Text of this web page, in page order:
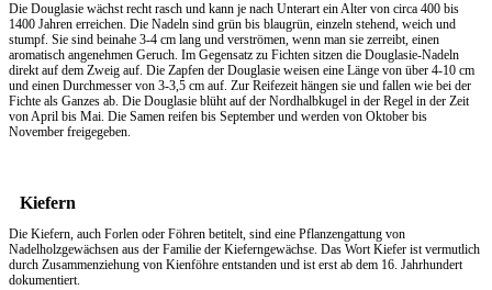
Die Douglasie wächst recht rasch und kann je nach Unterart ein Alter von circa 400 bis
1400 Jahren erreichen. Die Nadeln sind grün bis blaugrün, einzeln stehend, weich und
stumpf. Sie sind beinahe 3-4 cm lang und verströmen, wenn man sie zerreibt, einen
aromatisch angenehmen Geruch. Im Gegensatz zu Fichten sitzen die Douglasie-Nadeln
direkt auf dem Zweig auf. Die Zapfen der Douglasie weisen eine Länge von über 4-10 cm
und einen Durchmesser von 3-3,5 cm auf. Zur Reifezeit hängen sie und fallen wie bei der
Fichte als Ganzes ab. Die Douglasie blüht auf der Nordhalbkugel in der Regel in der Zeit
von April bis Mai. Die Samen reifen bis September und werden von Oktober bis
November freigegeben.
Kiefern
Die Kiefern, auch Forlen oder Föhren betitelt, sind eine Pflanzengattung von
Nadelholzgewächsen aus der Familie der Kieferngewächse. Das Wort Kiefer ist vermutlich
durch Zusammenziehung von Kienföhre entstanden und ist erst ab dem 16. Jahrhundert
dokumentiert.